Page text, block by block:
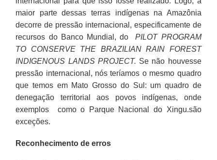
maior parte dessas terras indígenas na Amazônia
decorre de pressão internacional, especificamente de
recursos do Banco Mundial, do
PILOT PROGRAM
TO CONSERVE THE BRAZILIAN RAIN FOREST
INDIGENOUS LANDS PROJECT. Se não houvesse
pressão internacional, nós teríamos o mesmo quadro
que temos em Mato Grosso do Sul: um quadro de
denegação territorial aos povos indígenas, onde
exemplos como o Parque Nacional do Xingu.são
exceções.
Reconhecimento de erros
cumprido.
coisa
quase
surreal.